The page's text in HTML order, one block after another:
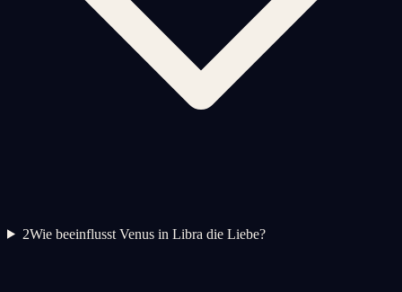
2Wie beeinflusst Venus in Libra die Liebe?